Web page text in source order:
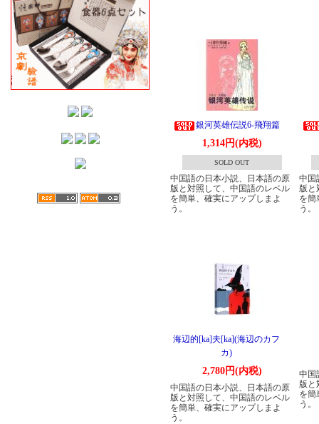
銀河英雄伝説6-飛翔篇
1,314円(内税)
SOLD OUT
中国語の日本小説、日本語の原
版と対照して、中国語のレベル
を簡単、確実にアップしまよ
う。
中国
版と
を簡
う。
海辺的[ka]夫[ka](海辺のカフ
カ)
2,780円(内税)
中国語の日本小説、日本語の原
版と対照して、中国語のレベル
を簡単、確実にアップしまよ
う。
中国
版と
を簡
う。